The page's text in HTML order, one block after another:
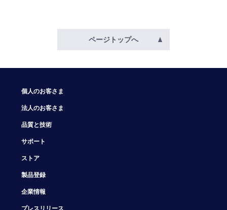
ページトップへ
個人のお客さま
法人のお客さま
品質と技術
サポート
ストア
製品登録
企業情報
プレスリリース